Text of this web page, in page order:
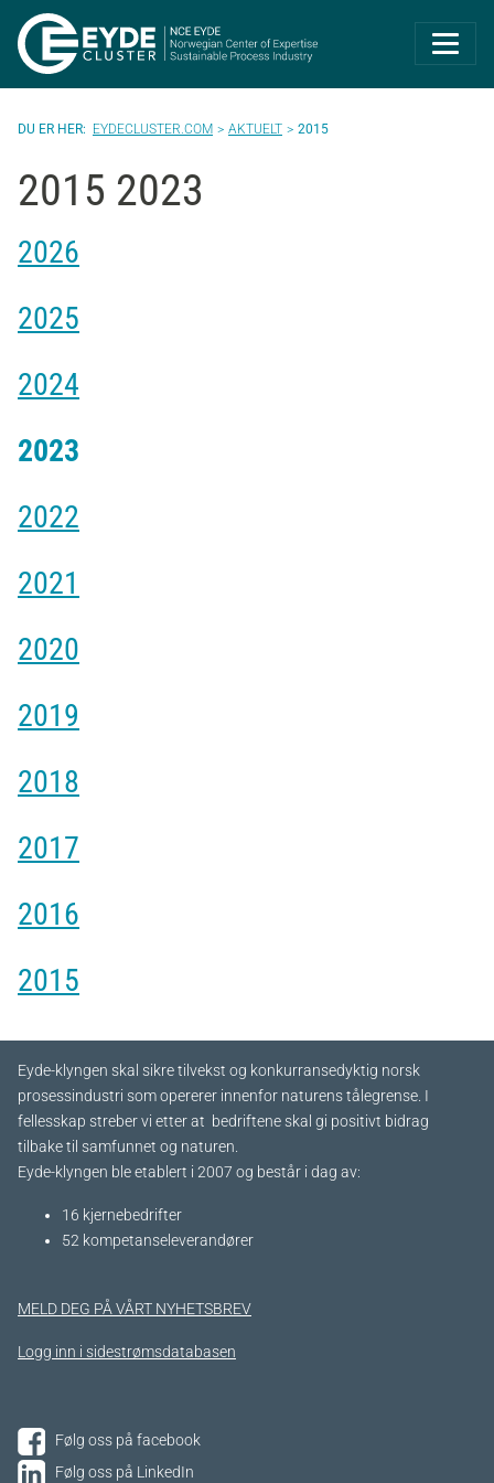
Eyde-Cluster |
EYDECLUSTER.COM AKTUELT 2015
2015 2023
2026
2025
2024
2023
2022
2021
2020
2019
2018
2017
2016
2015
Eyde-klyngen skal sikre tilvekst og konkurransedyktig norsk
prosessindustri som opererer innenfor naturens tålegrense. I
fellesskap streber vi etter at bedriftene skal gi positivt bidrag
tilbake til samfunnet og naturen.
Eyde-klyngen ble etablert i 2007 og består i dag av:
16 kjernebedrifter​
52 kompetanseleverandører
MELD DEG PÅ VÅRT NYHETSBREV
Logg inn i sidestrømsdatabasen
Følg oss på facebook
Følg oss på LinkedIn